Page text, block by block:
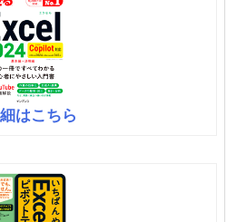
はこちら